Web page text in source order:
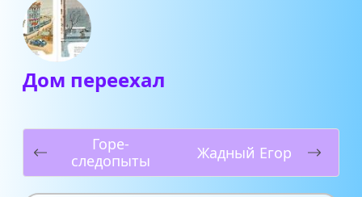
Дом переехал
Горе-
следопыты
Жадный Егор